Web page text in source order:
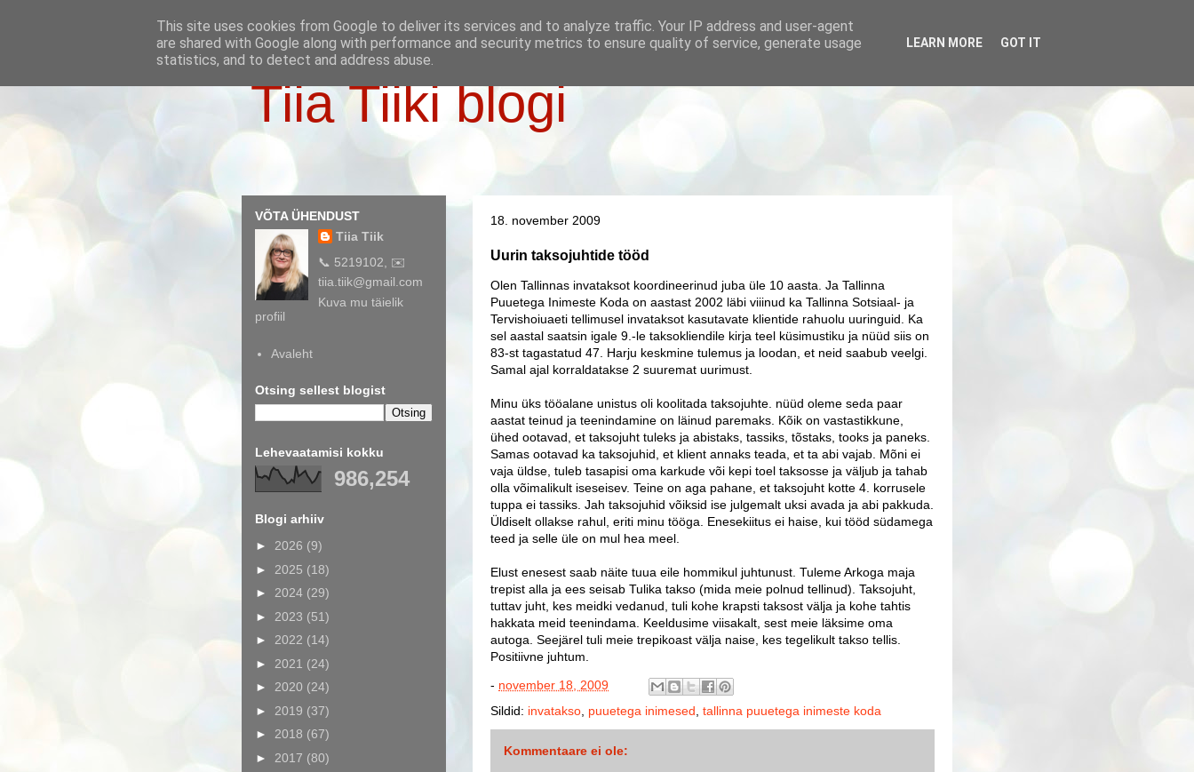
Tiia Tiiki blogi
18. november 2009
Uurin taksojuhtide tööd
Olen Tallinnas invataksot koordineerinud juba üle 10 aasta. Ja Tallinna
Puuetega Inimeste Koda on aastast 2002 läbi viiinud ka Tallinna Sotsiaal- ja
Tervishoiuaeti tellimusel invataksot kasutavate klientide rahuolu uuringuid. Ka
sel aastal saatsin igale 9.-le taksokliendile kirja teel küsimustiku ja nüüd siis on
83-st tagastatud 47. Harju keskmine tulemus ja loodan, et neid saabub veelgi.
Samal ajal korraldatakse 2 suuremat uurimust.
Minu üks tööalane unistus oli koolitada taksojuhte. nüüd oleme seda paar
aastat teinud ja teenindamine on läinud paremaks. Kõik on vastastikkune,
ühed ootavad, et taksojuht tuleks ja abistaks, tassiks, tõstaks, tooks ja paneks.
Samas ootavad ka taksojuhid, et klient annaks teada, et ta abi vajab. Mõni ei
vaja üldse, tuleb tasapisi oma karkude või kepi toel taksosse ja väljub ja tahab
olla võimalikult iseseisev. Teine on aga pahane, et taksojuht kotte 4. korrusele
tuppa ei tassiks. Jah taksojuhid võiksid ise julgemalt uksi avada ja abi pakkuda.
Üldiselt ollakse rahul, eriti minu tööga. Enesekiitus ei haise, kui tööd südamega
teed ja selle üle on mul hea meel.
Elust enesest saab näite tuua eile hommikul juhtunust. Tuleme Arkoga maja
trepist alla ja ees seisab Tulika takso (mida meie polnud tellinud). Taksojuht,
tuttav juht, kes meidki vedanud, tuli kohe krapsti taksost välja ja kohe tahtis
hakkata meid teenindama. Keeldusime viisakalt, sest meie läksime oma
autoga. Seejärel tuli meie trepikoast välja naise, kes tegelikult takso tellis.
Positiivne juhtum.
- november 18, 2009
Sildid: invatakso puuetega inimesed tallinna puuetega inimeste koda
Kommentaare ei ole:
VÕTA ÜHENDUST
Tiia Tiik
📞 5219102, ✉️
tiia.tiik@gmail.com
Kuva mu täielik
profiil
Avaleht
Otsing sellest blogist
Lehevaatamisi kokku
986,254
Blogi arhiiv
► 2026 (9)
► 2025 (18)
► 2024 (29)
► 2023 (51)
► 2022 (14)
► 2021 (24)
► 2020 (24)
► 2019 (37)
► 2018 (67)
► 2017 (80)
This site uses cookies from Google to deliver its services and to analyze traffic. Your IP address and user-agent
are shared with Google along with performance and security metrics to ensure quality of service, generate usage
statistics, and to detect and address abuse.
LEARN MORE GOT IT